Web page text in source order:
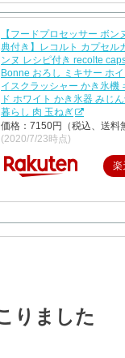
【フードプロセッサー ボン
典付き】レコルト カプセル
ンヌ レシピ付き recolte
Bonne おろし ミキサー ホ
イスクラッシャー かき氷機
ド ホワイト かき氷器 みじ
暮らし 肉 玉ねぎ
価格：7150円（税込、送料
(2020/7/23時点)
楽
りました